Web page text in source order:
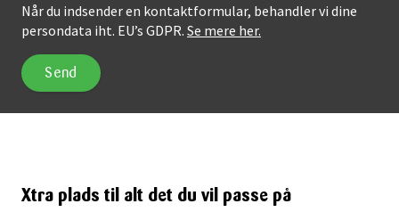
Når du indsender en kontaktformular, behandler vi dine
persondata iht. EU’s GDPR. Se mere her.
Xtra plads til alt det du vil passe på